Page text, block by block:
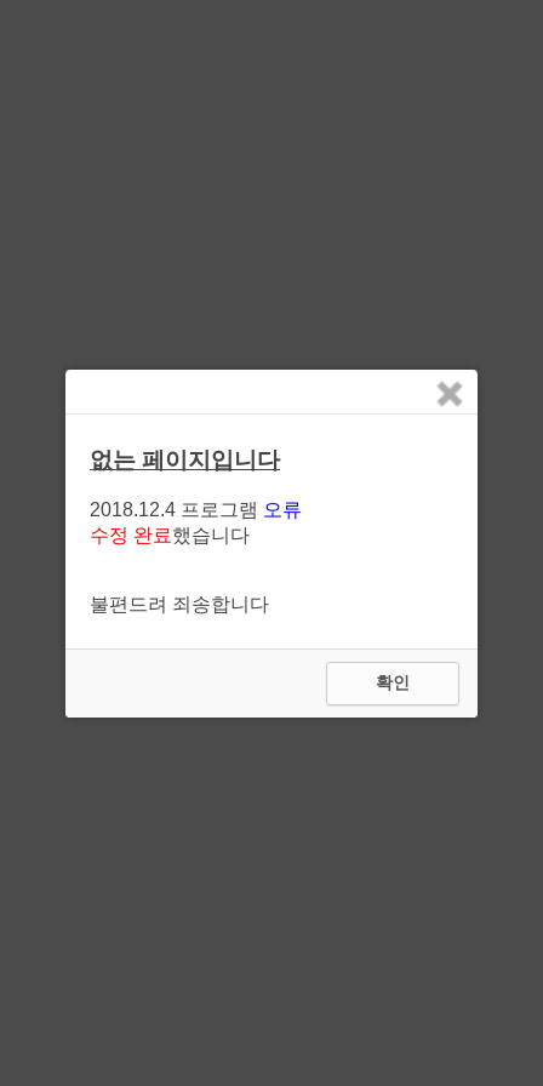
없는 페이지입니다
2018.12.4 프로그램 오류
수정 완료했습니다
불편드려 죄송합니다
확인